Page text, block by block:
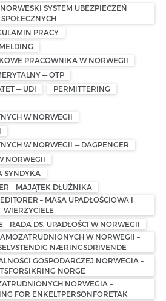
SYSTEM UBEZPIECZEŃ
SPOŁECZNYCH
PRACY
PRACOWNIKA W NORWEGII
— OTP
— UDI
PERMITTERING
W NORWEGII
W NORWEGII — DAGPENGER
NORWEGII
SYNDYKA
– MAJĄTEK DŁUŻNIKA
– MASA UPADŁOŚCIOWA I
WIERZYCIELE
– RADA DS. UPADŁOŚCI W NORWEGII
W NORWEGII –
NÆRINGSDRIVENDE
GOSPODARCZEJ NORWEGIA –
NORGE
NORWEGIA –
FOR ENKELTPERSONFORETAK